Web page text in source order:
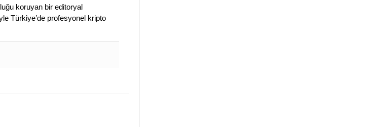
koruyan bir editoryal
Türkiye’de profesyonel kripto